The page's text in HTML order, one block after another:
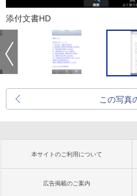
添付文書HD
この写真
本サイトのご利用について
広告掲載のご案内